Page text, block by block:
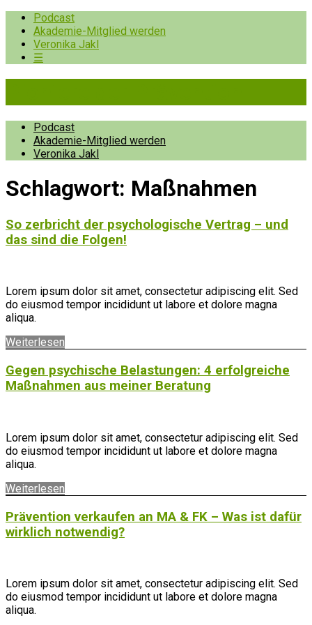
Podcast
Akademie-Mitglied werden
Veronika Jakl
☰
Podcast
Akademie-Mitglied werden
Veronika Jakl
Schlagwort: Maßnahmen
So zerbricht der psychologische Vertrag – und
das sind die Folgen!
Lorem ipsum dolor sit amet, consectetur adipiscing elit. Sed
do eiusmod tempor incididunt ut labore et dolore magna
aliqua.
Weiterlesen
Gegen psychische Belastungen: 4 erfolgreiche
Maßnahmen aus meiner Beratung
Lorem ipsum dolor sit amet, consectetur adipiscing elit. Sed
do eiusmod tempor incididunt ut labore et dolore magna
aliqua.
Weiterlesen
Prävention verkaufen an MA & FK – Was ist dafür
wirklich notwendig?
Lorem ipsum dolor sit amet, consectetur adipiscing elit. Sed
do eiusmod tempor incididunt ut labore et dolore magna
aliqua.